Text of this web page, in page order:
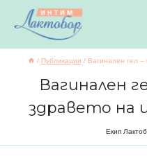
съдържанието
/ Публикации / Вагинален гел –
Вагинален
здравето на
Екип